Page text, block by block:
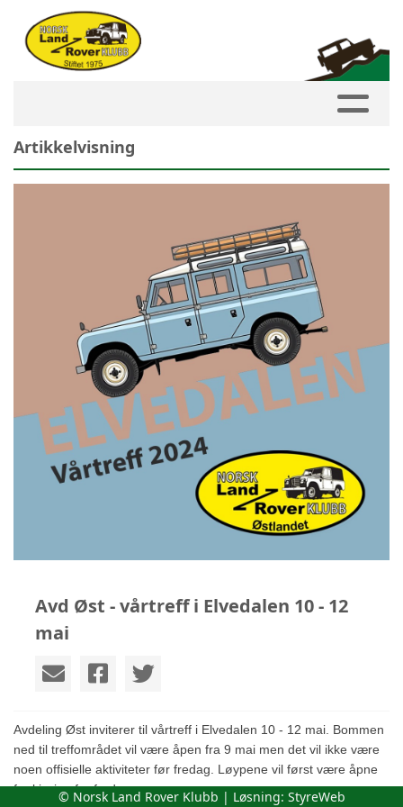
Artikkelvisning
Avd Øst - vårtreff i Elvedalen 10 - 12
mai
Avdeling Øst inviterer til vårtreff i Elvedalen 10 - 12 mai. Bommen
ned til treffområdet vil være åpen fra 9 mai men det vil ikke være
noen offisielle aktiviteter før fredag. Løypene vil først være åpne
for kjøring fra fredag.
© Norsk Land Rover Klubb | Løsning: StyreWeb